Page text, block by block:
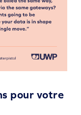
pour votre